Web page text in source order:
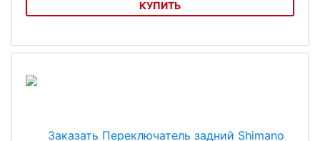
КУПИТЬ
Переключатель задний Shimano Altus